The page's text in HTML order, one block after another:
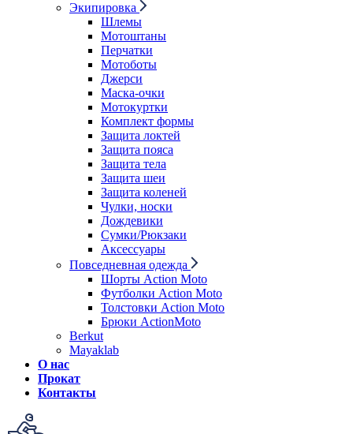
Экипировка
Шлемы
Мотоштаны
Перчатки
Мотоботы
Джерси
Маска-очки
Мотокуртки
Комплект формы
Защита локтей
Защита пояса
Защита тела
Защита шеи
Защита коленей
Чулки, носки
Дождевики
Сумки/Рюкзаки
Аксессуары
Повседневная одежда
Шорты Action Moto
Футболки Action Moto
Толстовки Action Moto
Брюки ActionMoto
Berkut
Mayaklab
О нас
Прокат
Контакты